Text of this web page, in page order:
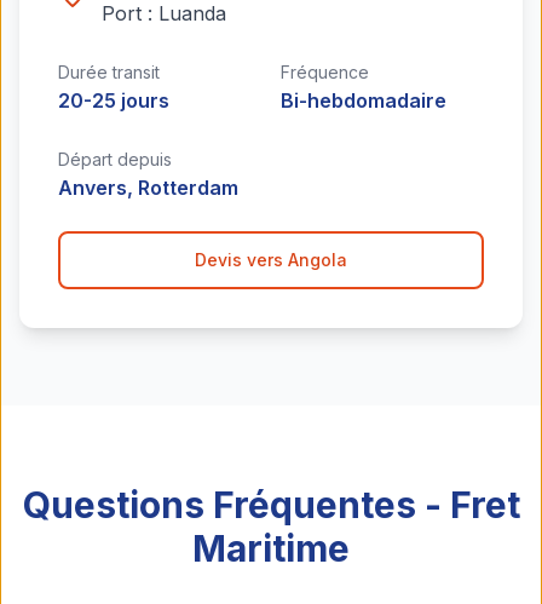
Port : Luanda
Durée transit
20-25 jours
Fréquence
Bi-hebdomadaire
Départ depuis
Anvers, Rotterdam
Devis vers Angola
Questions Fréquentes - Fret
Maritime